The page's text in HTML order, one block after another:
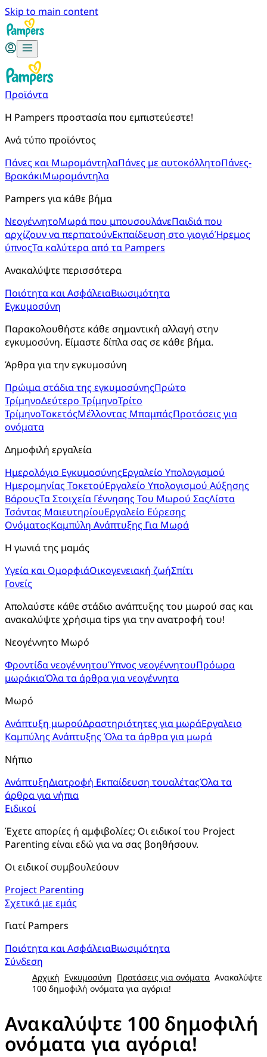
Skip to main content
Προϊόντα
Η Pampers προστασία που εμπιστεύεστε!
Ανά τύπο προϊόντος
Πάνες και ΜωρομάντηλαΠάνες με αυτοκόλλητοΠάνες-
ΒρακάκιΜωρομάντηλα
Pampers για κάθε βήμα
ΝεογέννητοΜωρά που μπουσουλάνεΠαιδιά που
αρχίζουν να περπατούνΕκπαίδευση στο γιογιόΉρεμος
ύπνοςΤα καλύτερα από τα Pampers
Ανακαλύψτε περισσότερα
Ποιότητα και ΑσφάλειαΒιωσιμότητα
Εγκυμοσύνη
Παρακολουθήστε κάθε σημαντική αλλαγή στην
εγκυμοσύνη. Είμαστε δίπλα σας σε κάθε βήμα.
Άρθρα για την εγκυμοσύνη
Πρώιμα στάδια της εγκυμοσύνηςΠρώτο
ΤρίμηνοΔεύτερο ΤρίμηνοΤρίτο
ΤρίμηνοΤοκετόςΜέλλοντας ΜπαμπάςΠροτάσεις για
ονόματα
Δημοφιλή εργαλεία
Ημερολόγιο ΕγκυμοσύνηςΕργαλείο Υπολογισμού
Ημερομηνίας ΤοκετούΕργαλείο Υπολογισμού Αύξησης
ΒάρουςΤα Στοιχεία Γέννησης Του Μωρού ΣαςΛίστα
Τσάντας ΜαιευτηρίουΕργαλείο Εύρεσης
ΟνόματοςΚαμπύλη Ανάπτυξης Για Μωρά
Η γωνιά της μαμάς
Υγεία και ΟμορφιάΟικογενειακή ζωήΣπίτι
Γονείς
Απολαύστε κάθε στάδιο ανάπτυξης του μωρού σας και
ανακαλύψτε χρήσιμα tips για την ανατροφή του!
Νεογέννητο Μωρό
Φροντίδα νεογέννητουΎπνος νεογέννητουΠρόωρα
μωράκιαΌλα τα άρθρα για νεογέννητα
Μωρό
Ανάπτυξη μωρούΔραστηριότητες για μωράΕργαλειο
Καμπύλης Ανάπτυξης Όλα τα άρθρα για μωρά
Νήπιο
ΑνάπτυξηΔιατροφή Εκπαίδευση τουαλέταςΌλα τα
άρθρα για νήπια
Ειδικοί
Έχετε απορίες ή αμφιβολίες; Οι ειδικοί του Project
Parenting είναι εδώ για να σας βοηθήσουν.
Οι ειδικοί συμβουλεύουν
Project Parenting
Σχετικά με εμάς
Γιατί Pampers
Ποιότητα και ΑσφάλειαΒιωσιμότητα
Σύνδεση
Αρχική Εγκυμοσύνη Προτάσεις για ονόματα Ανακαλύψτε
100 δημοφιλή ονόματα για αγόρια!
Ανακαλύψτε 100 δημοφιλή
ονόματα για αγόρια!